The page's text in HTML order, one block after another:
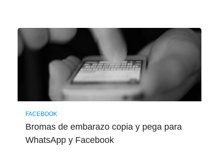
FACEBOOK
Bromas de embarazo copia y pega para
WhatsApp y Facebook